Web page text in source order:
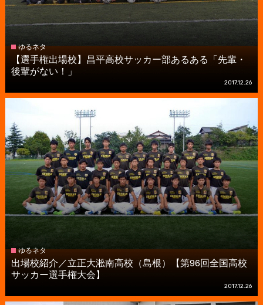
ゆるネタ
【選手権出場校】昌平高校サッカー部あるある「先輩・
後輩がない！」
2017.12.26
ゆるネタ
出場校紹介／立正大淞南高校（島根）【第96回全国高校
サッカー選手権大会】
2017.12.26